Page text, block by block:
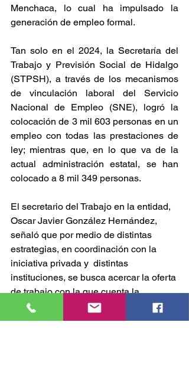
Menchaca, lo cual ha impulsado la
generación de empleo formal.
Tan solo en el 2024, la Secretaría del
Trabajo y Previsión Social de Hidalgo
(STPSH), a través de los mecanismos
de vinculación laboral del Servicio
Nacional de Empleo (SNE), logró la
colocación de 3 mil 603 personas en un
empleo con todas las prestaciones de
ley; mientras que, en lo que va de la
actual administración estatal, se han
colocado a 8 mil 349 personas.
El secretario del Trabajo en la entidad,
Oscar Javier González Hernández,
señaló que por medio de distintas
estrategias, en coordinación con la
iniciativa privada y  distintas
instituciones, se busca acercar la oferta
de trabajo con la que cuenta la
STPSH, a fin de impulsar la estabilidad
económica tanto de las y los